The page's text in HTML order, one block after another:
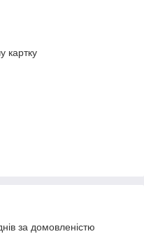
картку
за домовленістю